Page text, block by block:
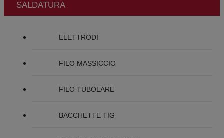
SALDATURA
ELETTRODI
FILO MASSICCIO
FILO TUBOLARE
BACCHETTE TIG